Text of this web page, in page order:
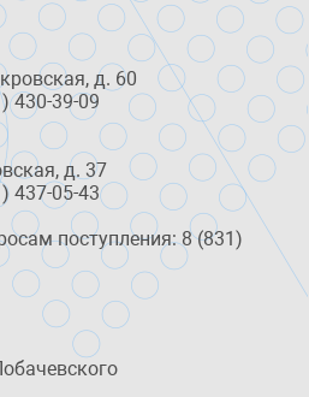
д. 60
430-39-09
д. 37
437-05-43
поступления: 8 (831)